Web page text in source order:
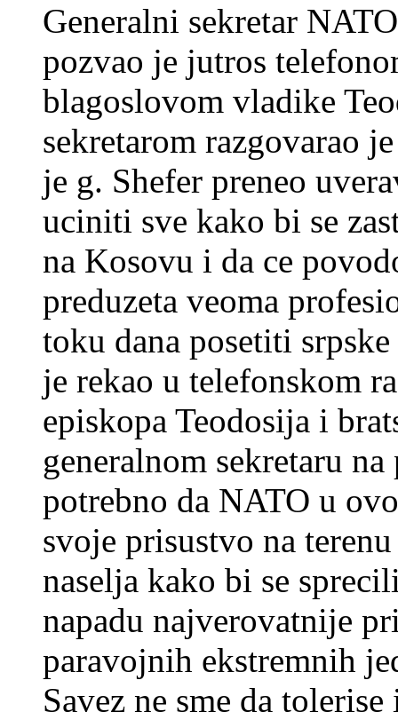
Generalni sekretar
pozvao je jutros
blagoslovom vladike
sekretarom razgovarao
je g. Shefer preneo
uciniti sve kako bi se
na Kosovu i da ce
preduzeta veoma
toku dana posetiti
je rekao u telefonskom
episkopa Teodosija i
generalnom sekretaru
potrebno da NATO u
svoje prisustvo na
naselja kako bi se
napadu najverovatnije
paravojnih ekstremnih
Savez ne sme da